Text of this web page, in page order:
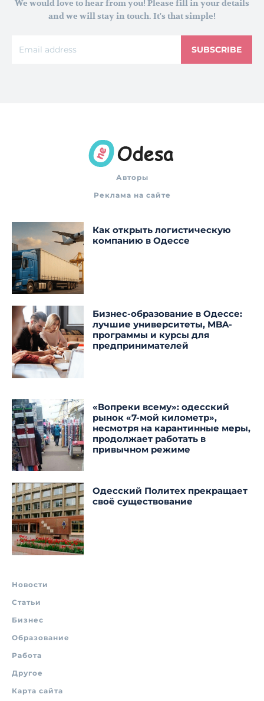
We would love to hear from you! Please fill in your details
and we will stay in touch. It's that simple!
SUBSCRIBE
Авторы
Реклама на сайте
Как открыть логистическую
компанию в Одессе
Бизнес-образование в Одессе:
лучшие университеты, MBA-
программы и курсы для
предпринимателей
«Вопреки всему»: одесский
рынок «7-мой километр»,
несмотря на карантинные меры,
продолжает работать в
привычном режиме
Одесский Политех прекращает
своё существование
Новости
Статьи
Бизнес
Образование
Работа
Другое
Карта сайта